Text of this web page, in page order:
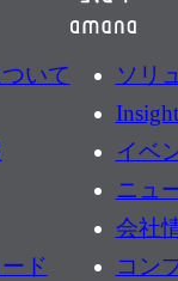
いて
ソリ
イベ
ニュ
会社
ド
コン